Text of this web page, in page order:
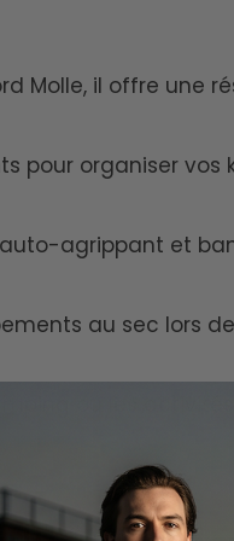
Molle, il offre une
pour organiser vos
agrippant et
au sec lors